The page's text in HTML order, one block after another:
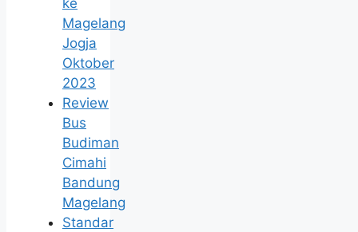
ke
Magelang
Jogja
Oktober
2023
Review
Bus
Budiman
Cimahi
Bandung
Magelang
Standar